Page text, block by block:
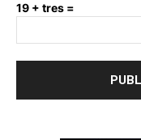
19 + tres =